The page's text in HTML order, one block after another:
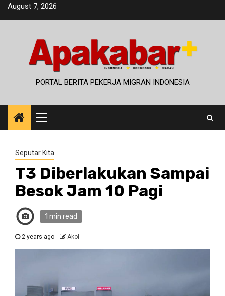
SkipAugust 7, 2026
PORTAL BERITA PEKERJA MIGRAN INDONESIA
Primary
Menu
Seputar Kita
T3 Diberlakukan Sampai
Besok Jam 10 Pagi
1 min read
2 years ago Akol